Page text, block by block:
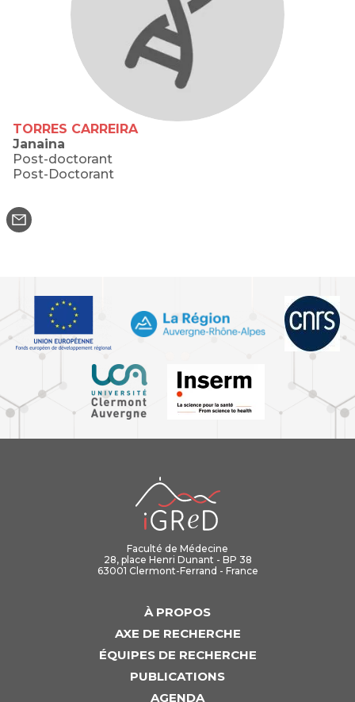
TORRES CARREIRA
Janaina
Post-doctorant
Post-Doctorant
Faculté de Médecine
28, place Henri Dunant - BP 38
63001 Clermont-Ferrand - France
À PROPOS
AXE DE RECHERCHE
ÉQUIPES DE RECHERCHE
PUBLICATIONS
AGENDA